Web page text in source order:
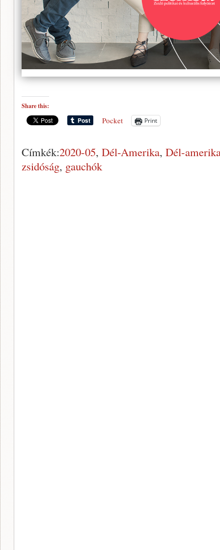
Share this:
Pocket Print
Címkék:2020-05, Dél-Amerika, Dél-
zsidóság, gauchók